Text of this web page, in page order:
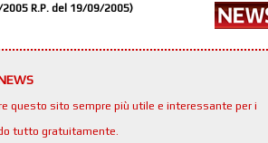
R.P. del 19/09/2005)
questo sito sempre più utile e interessante per i
tutto gratuitamente.